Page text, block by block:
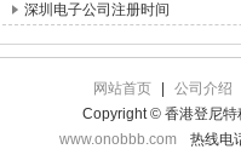
深圳电子公司注册时间
网站首页
公司介绍
Copyright © 香港登尼特
www.onobbb.com
热线电